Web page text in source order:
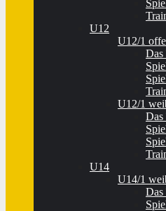
U12
U12/1
Das
U12/1
Das
U14
U14/1
Das